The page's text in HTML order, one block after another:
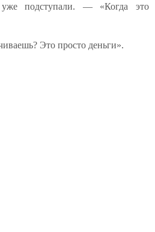
подступали. — «Когда это
Это просто деньги».